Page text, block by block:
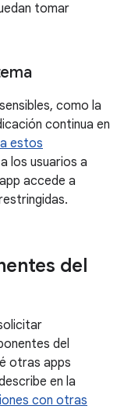
tomar
como la
continua en
estos
los usuarios a
accede a
del
del
otras apps
en la
con otras